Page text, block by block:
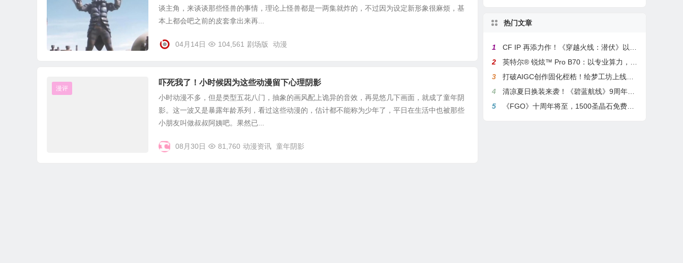
谈主角，来谈谈那些怪兽的事情，理论上怪兽都是一两集就炸的，不过因为设定新形象很麻烦，基
本上都会吧之前的皮套拿出来再...
04月14日 104,561 剧场版 动漫
漫评
吓死我了！小时候因为这些动漫留下心理阴影
小时动漫不多，但是类型五花八门，抽象的画风配上诡异的音效，再晃悠几下画面，就成了童年阴
影。这一波又是暴露年龄系列，看过这些动漫的，估计都不能称为少年了，平日在生活中也被那些
小朋友叫做叔叔阿姨吧。果然已...
08月30日 81,760 动漫资讯 童年阴影
热门文章
1
CF IP 再添力作！《穿越火线：潜伏》以3A叙事重塑战术潜行玩法
2
英特尔® 锐炫™ Pro B70：以专业算力，解锁本地化AI部署与生产力新基准
3
打破AIGC创作固化桎梏！绘梦工坊上线绘梦画布dreamo赋能全场景自由创作
4
清凉夏日换装来袭！《碧蓝航线》9周年庆典活动第二弹今日正式上线
5
《FGO》十周年将至，1500圣晶石免费福利，新老玩家均可解锁